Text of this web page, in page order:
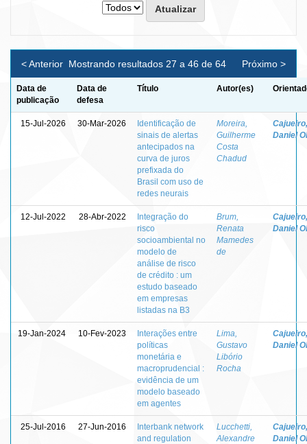
Mostrando resultados 27 a 46 de 64
< Anterior Próximo >
Data de
publicação
Data de
defesa
Título Autor(es)
15-Jul-2026 30-Mar-2026
Identificação de
sinais de alertas
antecipados na
curva de juros
prefixada do
Brasil com uso de
redes neurais
Moreira,
Guilherme
Costa
Chadud
Cajueiro,
Daniel
12-Jul-2022 28-Abr-2022
Integração do
risco
socioambiental no
modelo de
análise de risco
de crédito : um
estudo baseado
em empresas
listadas na B3
Brum,
Renata
Mamedes
de
Cajueiro,
Daniel
19-Jan-2024 10-Fev-2023
Interações entre
políticas
monetária e
macroprudencial :
evidência de um
modelo baseado
em agentes
Lima,
Gustavo
Libório
Rocha
Cajueiro,
Daniel
25-Jul-2016 27-Jun-2016
Interbank network
and regulation
Lucchetti,
Alexandre
Cajueiro,
Daniel